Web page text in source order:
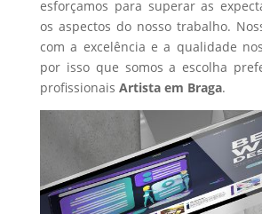
esforçamos para superar as
os aspectos do nosso trabalho.
com a excelência e a qualidade
por isso que somos a escolha
profissionais Artistaem Braga.